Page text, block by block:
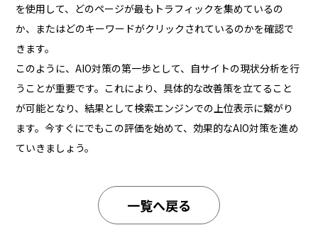
を使用して、どのページが最もトラフィックを集めているの
か、またはどのキーワードがクリックされているのかを確認で
きます。
このように、AIO対策の第一歩として、自サイトの現状分析を行
うことが重要です。これにより、具体的な改善策を立てること
が可能となり、結果として検索エンジンでの上位表示に繋がり
ます。今すぐにでもこの評価を始めて、効果的なAIO対策を進め
ていきましょう。
一覧へ戻る